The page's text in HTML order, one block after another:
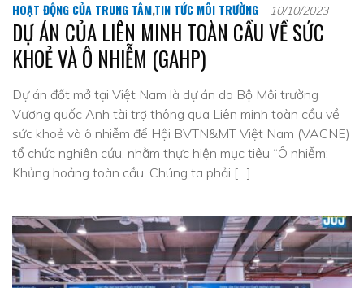
HOẠT ĐỘNG CỦA TRUNG TÂM,TIN TỨC MÔI TRƯỜNG 10/10/2023
DỰ ÁN CỦA LIÊN MINH TOÀN CẦU VỀ SỨC
KHOẺ VÀ Ô NHIỄM (GAHP)
Dự án đốt mở tại Việt Nam là dự án do Bộ Môi trường
Vương quốc Anh tài trợ thông qua Liên minh toàn cầu về
sức khoẻ và ô nhiễm để Hội BVTN&MT Việt Nam (VACNE)
tổ chức nghiên cứu, nhằm thực hiện mục tiêu “Ô nhiễm:
Khủng hoảng toàn cầu. Chúng ta phải […]